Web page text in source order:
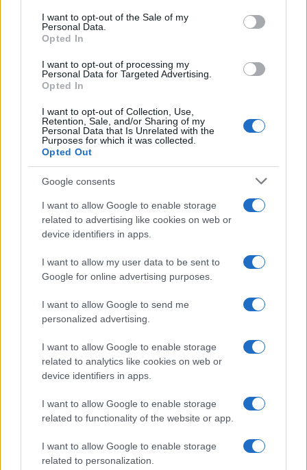
I want to opt-out of the Sale of my
Personal Data.
Opted In
I want to opt-out of processing my
Personal Data for Targeted Advertising.
Opted In
I want to opt-out of Collection, Use,
Retention, Sale, and/or Sharing of my
Personal Data that Is Unrelated with the
Purposes for which it was collected.
Opted Out
Google consents
I want to allow Google to enable storage
related to advertising like cookies on web or
device identifiers in apps.
I want to allow my user data to be sent to
Google for online advertising purposes.
I want to allow Google to send me
personalized advertising.
I want to allow Google to enable storage
related to analytics like cookies on web or
device identifiers in apps.
I want to allow Google to enable storage
related to functionality of the website or app.
I want to allow Google to enable storage
related to personalization.
questo. Ma già Ratzinger dovette affrontare una
levata di scudi quando cercò di mantenere il «per
molti» (il sangue di Cristo versato «per molti») al
posto di «per tutti».
Pareva poco democratico,
bene quanto il suo sacrificio sarebbe stato inutile
«per molti».
All’inizio della messa c’è anche un «pace in terra
agli uomini che Dio ama» al posto del vecchio
«uomini di buona volontà»: anche questa, frase
evangelica (gli angeli ai pastori di Betlemme). Già,
buona volontà, volontà buona, cioè rivolta al
bene. Volontà, perché bisogna volerlo.
E non è
parturir Maria». Altra variante per non offendere
nessuno: «Signore, non sono degno di partecipare
alla tua mensa» al posto dell’anticoDomine, non
sum dignus ut intres sub tectum meum, ma tantum
dic verbum et sanabitur anima mea
dell’anonimo centurione di Cafarnao che Cristo
elogiò per la sua fiducia in Lui. Parole ritenute
così importanti da essere inserite nella liturgia fin
da sempre.